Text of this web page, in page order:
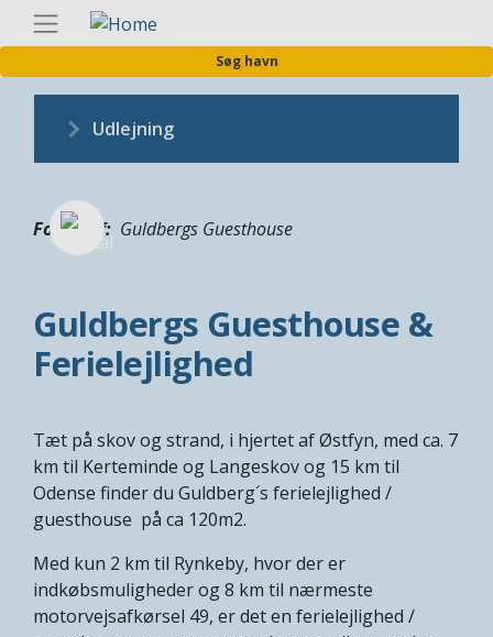
Søg havn
Udlejning
Fotograf Guldbergs Guesthouse
Guldbergs Guesthouse &
Ferielejlighed
Tæt på skov og strand, i hjertet af Østfyn, med ca. 7
km til Kerteminde og Langeskov og 15 km til
Odense finder du Guldberg´s ferielejlighed /
guesthouse på ca 120m2.
Med kun 2 km til Rynkeby, hvor der er
indkøbsmuligheder og 8 km til nærmeste
motorvejsafkørsel 49, er det en ferielejlighed /